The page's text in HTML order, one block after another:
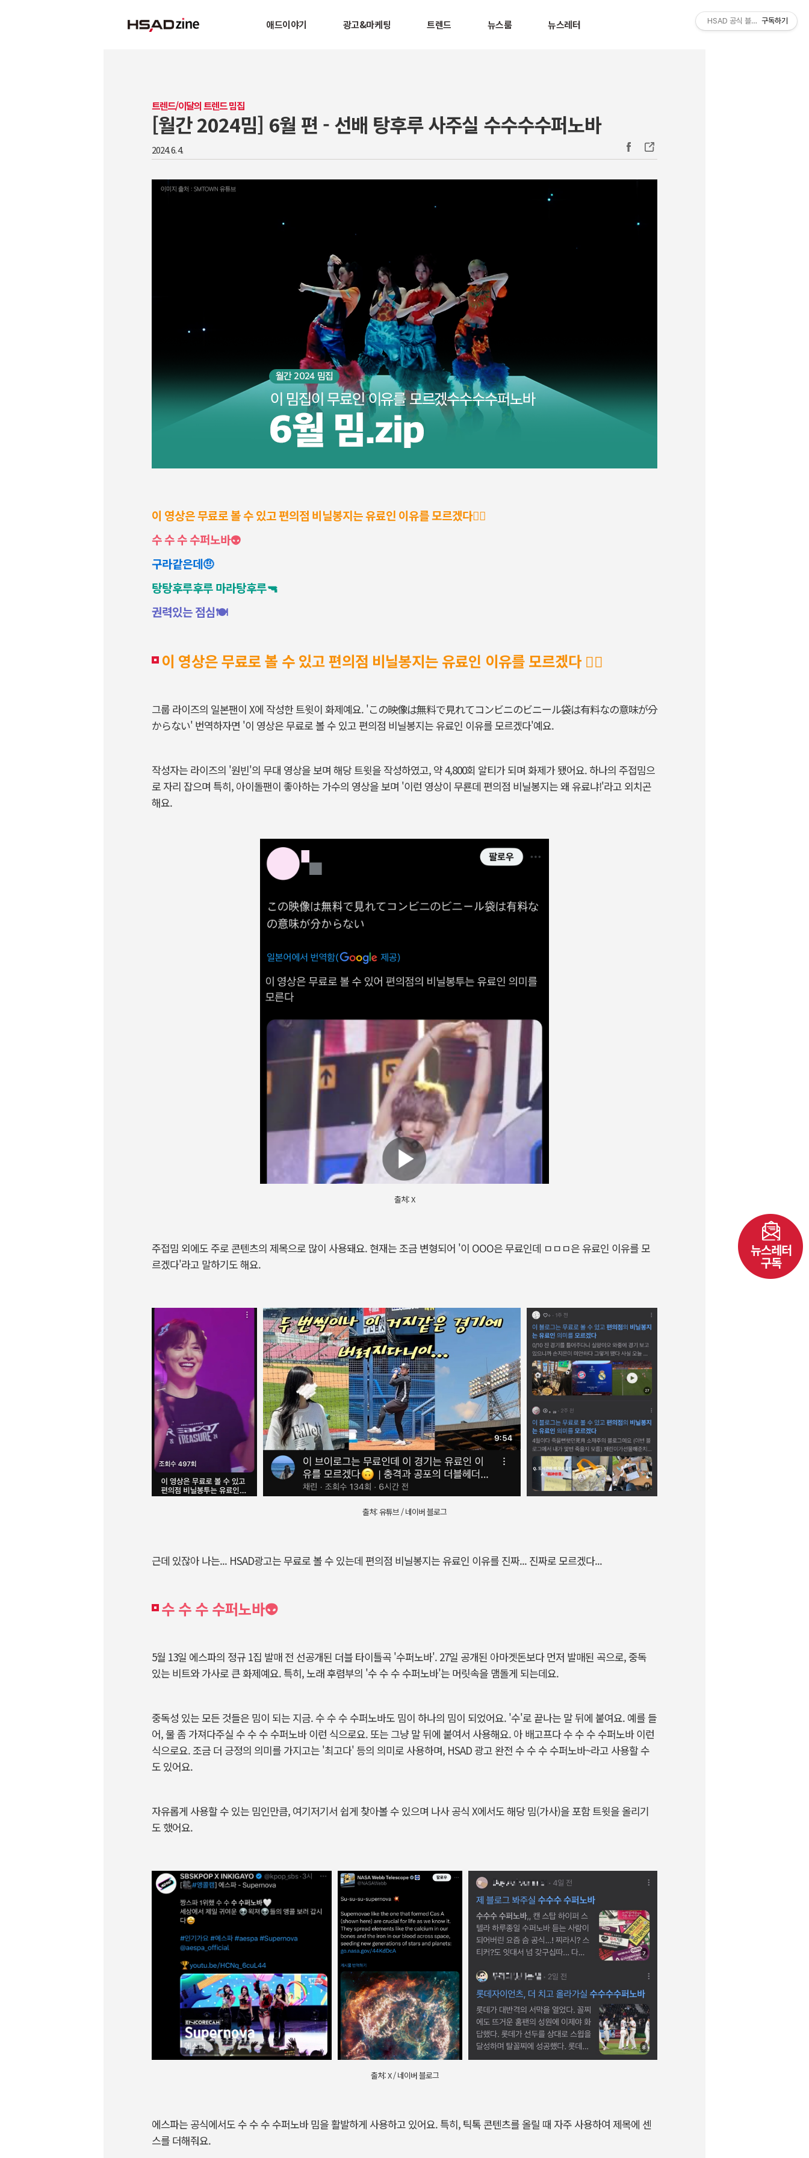
애드이야기 광고&마케팅 트렌드 뉴스룸 뉴스레터
트렌드/이달의 트렌드 밈집
[월간 2024밈] 6월 편 - 선배 탕후루 사주실 수수수수퍼노바
2024. 6. 4.
이 영상은 무료로 볼 수 있고 편의점 비닐봉지는 유료인 이유를 모르겠다🤷‍♀️
수 수 수 수퍼노바👽
구라같은데🤨
탕탕후루후루 마라탕후루🔫
권력있는 점심🍽️
이 영상은 무료로 볼 수 있고 편의점 비닐봉지는 유료인 이유를 모르겠다 🤷‍♀️
그룹 라이즈의 일본팬이 X에 작성한 트윗이 화제예요. 'この映像は無料で見れてコンビニのビニール袋は有料なの意味が分
からない' 번역하자면 '이 영상은 무료로 볼 수 있고 편의점 비닐봉지는 유료인 이유를 모르겠다'예요.
작성자는 라이즈의 '원빈'의 무대 영상을 보며 해당 트윗을 작성하였고, 약 4,800회 알티가 되며 화제가 됐어요. 하나의 주접밈으
로 자리 잡으며 특히, 아이돌팬이 좋아하는 가수의 영상을 보며 '이런 영상이 무룐데 편의점 비닐봉지는 왜 유료냐!'라고 외치곤
해요.
출처: X
주접밈 외에도 주로 콘텐츠의 제목으로 많이 사용돼요. 현재는 조금 변형되어 '이 OOO은 무료인데 ㅁㅁㅁ은 유료인 이유를 모
르겠다'라고 말하기도 해요.
출처: 유튜브 / 네이버 블로그
근데 있잖아 나는... HSAD광고는 무료로 볼 수 있는데 편의점 비닐봉지는 유료인 이유를 진짜... 진짜로 모르겠다...
수 수 수 수퍼노바👽
5월 13일 에스파의 정규 1집 발매 전 선공개된 더블 타이틀곡 '수퍼노바'. 27일 공개된 아마겟돈보다 먼저 발매된 곡으로, 중독
있는 비트와 가사로 큰 화제예요. 특히, 노래 후렴부의 '수 수 수 수퍼노바'는 머릿속을 맴돌게 되는데요.
중독성 있는 모든 것들은 밈이 되는 지금. 수 수 수 수퍼노바도 밈이 하나의 밈이 되었어요. '수'로 끝나는 말 뒤에 붙여요. 예를 들
어, 물 좀 가져다주실 수 수 수 수퍼노바 이런 식으로요. 또는 그냥 말 뒤에 붙여서 사용해요. 아 배고프다 수 수 수 수퍼노바 이런
식으로요. 조금 더 긍정의 의미를 가지고는 '최고다' 등의 의미로 사용하며, HSAD 광고 완전 수 수 수 수퍼노바~라고 사용할 수
도 있어요.
자유롭게 사용할 수 있는 밈인만큼, 여기저기서 쉽게 찾아볼 수 있으며 나사 공식 X에서도 해당 밈(가사)을 포함 트윗을 올리기
도 했어요.
출처: X / 네이버 블로그
에스파는 공식에서도 수 수 수 수퍼노바 밈을 활발하게 사용하고 있어요. 특히, 틱톡 콘텐츠를 올릴 때 자주 사용하여 제목에 센
스를 더해줘요.
HSAD 공식 블로그 HSADzine
구독하기